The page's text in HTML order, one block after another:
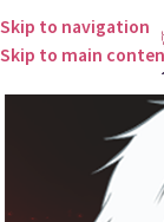
Skip to navigation
Skip to main